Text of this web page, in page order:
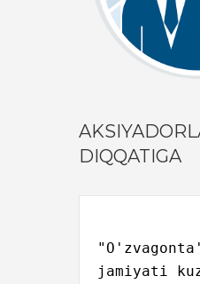
DIQQATIGA
jamiyati